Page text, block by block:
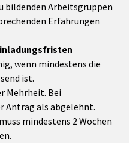
bildenden Arbeitsgruppen
Erfahrungen
wenn mindestens die
ist.
Mehrheit. Bei
Antrag als abgelehnt.
mindestens 2 Wochen